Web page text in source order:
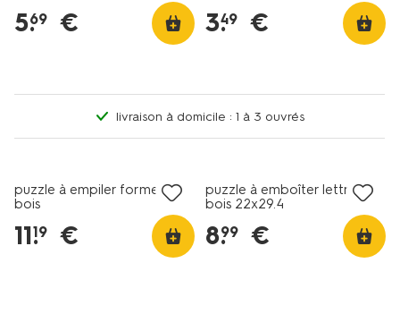
5.
69 € 3.
49 €
livraison à domicile : 1 à 3 ouvrés
puzzle à empiler formes en
bois
11.
19 €
puzzle à emboîter lettres
bois 22x29.4
8.
99 €